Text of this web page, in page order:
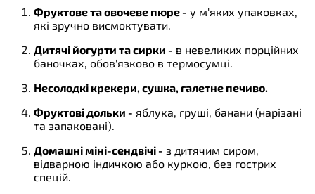
Фруктове та овочеве пюре - у м'яких упаковках,
які зручно висмоктувати.
Дитячі йогурти та сирки - в невеликих порційних
баночках, обов'язково в термосумці.
Несолодкі крекери, сушка, галетне печиво.
Фруктові дольки - яблука, груші, банани (нарізані
та запаковані).
Домашні міні-сендвічі - з дитячим сиром,
відварною індичкою або куркою, без гострих
спецій.